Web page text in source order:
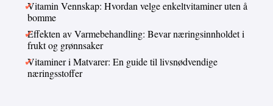
Vitamin Vennskap: Hvordan velge enkeltvitaminer uten å
bomme
Effekten av Varmebehandling: Bevar næringsinnholdet i
frukt og grønnsaker
Vitaminer i Matvarer: En guide til livsnødvendige
næringsstoffer